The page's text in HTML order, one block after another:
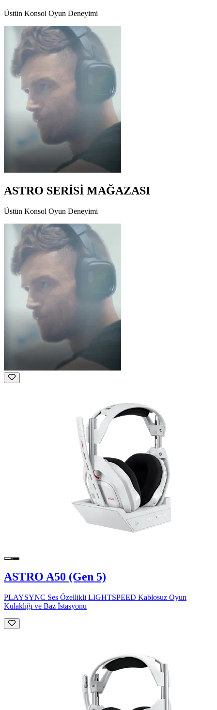
Üstün Konsol Oyun Deneyimi
ASTRO SERİSİ MAĞAZASI
Üstün Konsol Oyun Deneyimi
ASTRO A50 (Gen 5)
PLAYSYNC Ses Özellikli LIGHTSPEED Kablosuz Oyun
Kulaklığı ve Baz İstasyonu